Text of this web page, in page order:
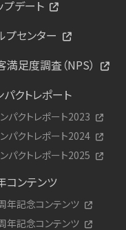
プデート
プセンター
満足度調査（NPS）
パクトレポート
パクトレポート2023
パクトレポート2024
パクトレポート2025
コンテンツ
年記念コンテンツ
年記念コンテンツ